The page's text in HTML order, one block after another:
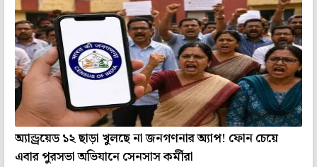
অ্যান্ড্রয়েড ১২ ছাড়া খুলছে না জনগণনার অ্যাপ! ফোন চেয়ে
এবার পুরসভা অভিযানে সেনসাস কর্মীরা